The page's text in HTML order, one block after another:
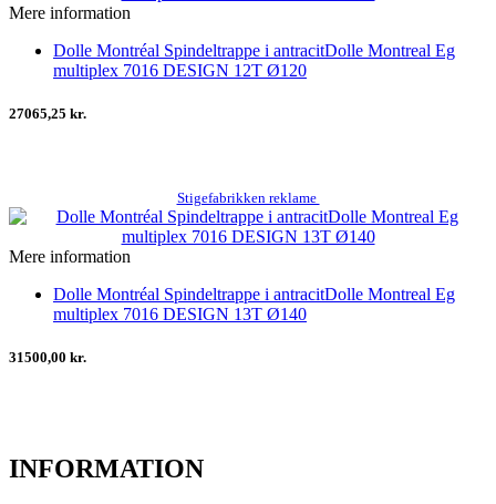
Mere information
Dolle Montréal Spindeltrappe i antracitDolle Montreal Eg
multiplex 7016 DESIGN 12T Ø120
27065,25 kr.
Stigefabrikken reklame
Mere information
Dolle Montréal Spindeltrappe i antracitDolle Montreal Eg
multiplex 7016 DESIGN 13T Ø140
31500,00 kr.
INFORMATION